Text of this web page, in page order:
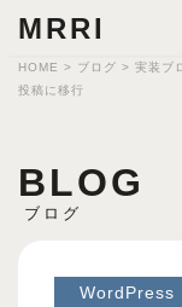
MRRI
HOME > ブログ > 実装ブ
投稿に移行
BLOG
ブログ
WordPress